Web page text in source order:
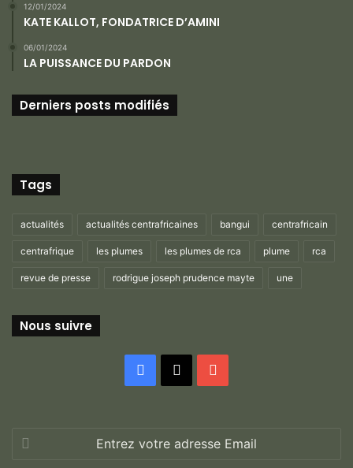
12/01/2024
KATE KALLOT, FONDATRICE D’AMINI
06/01/2024
LA PUISSANCE DU PARDON
Derniers posts modifiés
Tags
actualités actualités centrafricaines bangui centrafricain
centrafrique les plumes les plumes de rca plume rca
revue de presse rodrigue joseph prudence mayte une
Nous suivre
Facebook
votre